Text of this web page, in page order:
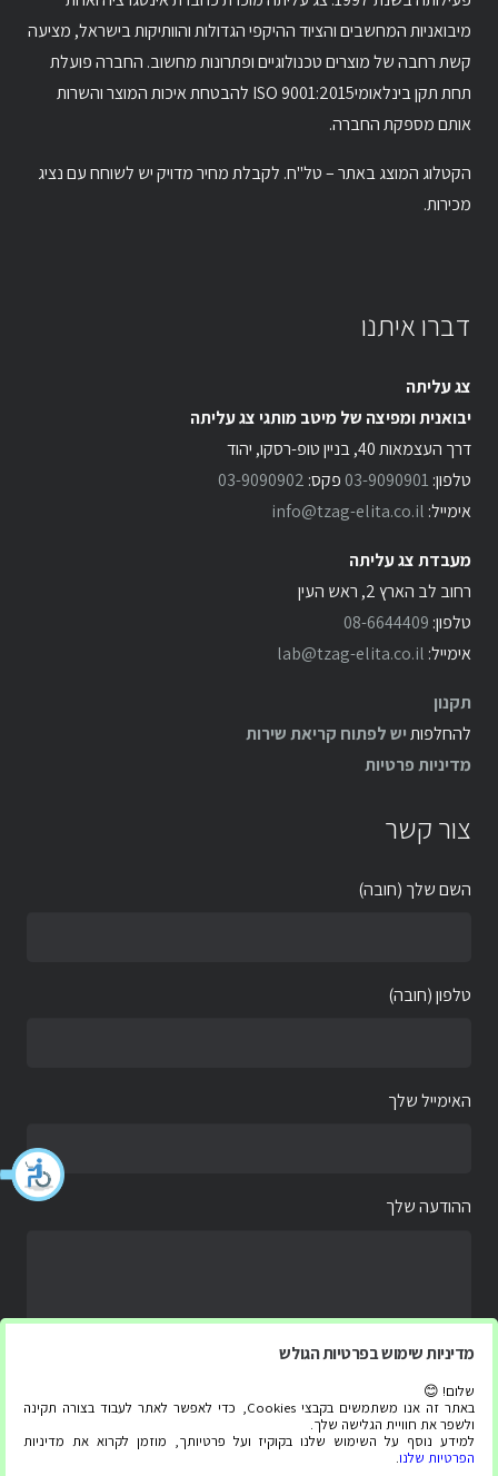
מיבואניות המחשבים והציוד ההיקפי הגדולות והוותיקות בישראל, מציעה
קשת רחבה של מוצרים טכנולוגיים ופתרונות מחשוב. החברה פועלת
תחת תקן בינלאומיISO 9001:2015 להבטחת איכות המוצר והשרות
אותם מספקת החברה.
הקטלוג המוצג באתר – טל"ח. לקבלת מחיר מדויק יש לשוחח עם נציג
מכירות.
דברו איתנו
צג עליתה
יבואנית ומפיצה של מיטב מותגי צג עליתה
דרך העצמאות 40, בניין טופ-רסקו, יהוד
טלפון: 03-9090901 פקס: 03-9090902
אימייל: info@tzag-elita.co.il
מעבדת צג עליתה
רחוב לב הארץ 2, ראש העין
טלפון: 08-6644409
אימייל: lab@tzag-elita.co.il
תקנון
להחלפותיש לפתוח קריאת שירות
מדיניות פרטיות
צור קשר
השם שלך (חובה)
טלפון (חובה)
האימייל שלך
ההודעה שלך
מדיניות שימוש בפרטיות הגולש
שלום! 😊
באתר זה אנו משתמשים בקבצי Cookies, כדי לאפשר לאתר לעבוד בצורה תקינה
ולשפר את חוויית הגלישה שלך.
למידע נוסף על השימוש שלנו בקוקיז ועל פרטיותך, מוזמן לקרוא את מדיניות
הפרטיות שלנו.